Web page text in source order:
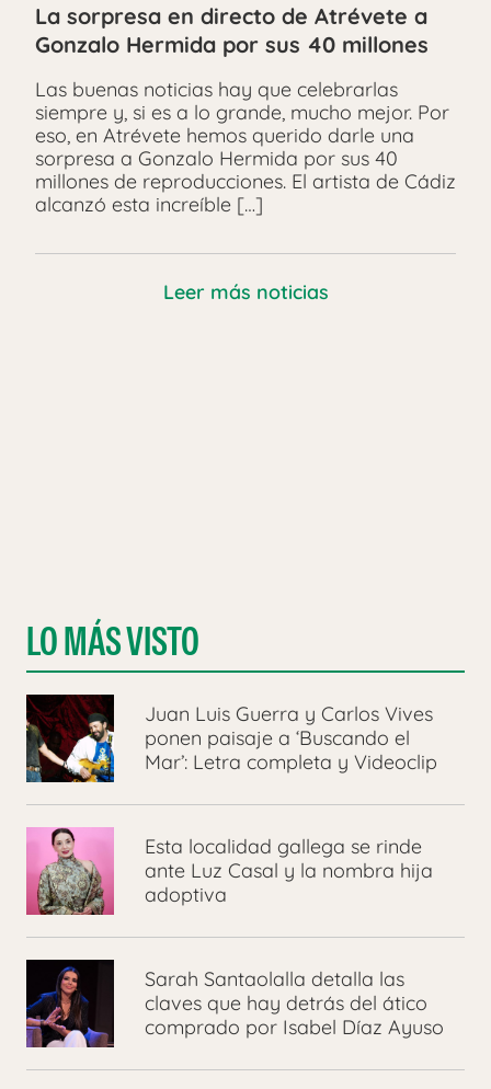
La sorpresa en directo de Atrévete a
Gonzalo Hermida por sus 40 millones
Las buenas noticias hay que celebrarlas
siempre y, si es a lo grande, mucho mejor. Por
eso, en Atrévete hemos querido darle una
sorpresa a Gonzalo Hermida por sus 40
millones de reproducciones. El artista de Cádiz
alcanzó esta increíble […]
Leer más noticias
LO MÁS VISTO
Juan Luis Guerra y Carlos Vives
ponen paisaje a ‘Buscando el
Mar’: Letra completa y Videoclip
Esta localidad gallega se rinde
ante Luz Casal y la nombra hija
adoptiva
Sarah Santaolalla detalla las
claves que hay detrás del ático
comprado por Isabel Díaz Ayuso